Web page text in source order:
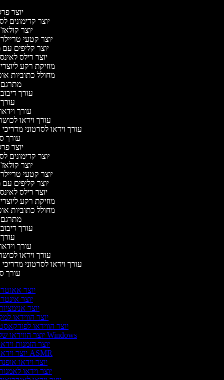
יוצר
יוצר קדימונים
יוצר
יוצר קטעי
יוצר קליפים
יוצר רילס
מוזיקת רקע
מחולל כתוביות
עורך
עורך
עורך וידאו
עורך וידאו לסרטוני
עורך
יוצר
יוצר קדימונים
יוצר
יוצר קטעי
יוצר קליפים
יוצר רילס
מוזיקת רקע
מחולל כתוביות
עורך
עורך
עורך וידאו
עורך וידאו לסרטוני
עורך
יוצר
יוצר
יוצר
יוצר הווידאו
יוצר הווידאו
יוצר הווידאו של Windows
יוצר הזמנות
יוצר וידאו ASMR
יוצר וידאו
יוצר וידאו